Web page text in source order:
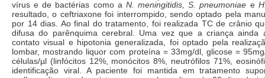
vírus e de bactérias como a N. meningitidis, S. pneumoniae e
resultado, o ceftriaxone foi interrompido, sendo optado pela
por 14 dias. Ao final do tratamento, foi realizada TC de crânio
difusa do parênquima cerebral. Uma vez que a criança ainda
contato visual e hipotonia generalizada, foi optado pela
lombar, mostrando liquor com proteína = 33mg/dl, glicose =
células/µl (linfócitos 12%, monócitos 8%, neutrófilos 71%,
identificação viral. A paciente foi mantida em tratamento